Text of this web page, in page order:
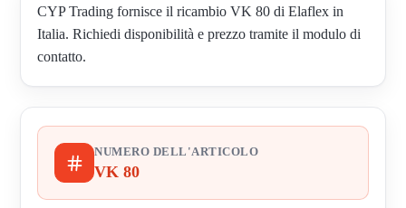
CYP Trading fornisce il ricambio VK 80 di Elaflex in
Italia. Richiedi disponibilità e prezzo tramite il modulo di
contatto.
NUMERO DELL'ARTICOLO
VK 80